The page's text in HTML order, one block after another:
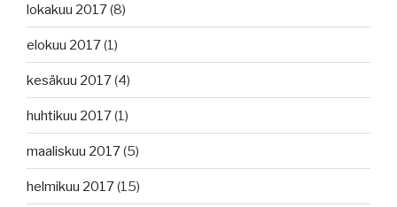
lokakuu 2017(8)
elokuu 2017(1)
kesäkuu 2017(4)
huhtikuu 2017(1)
maaliskuu 2017(5)
helmikuu 2017(15)